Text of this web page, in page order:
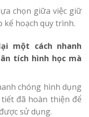
chọn giữa việc giữ
kế hoạch quy trình.
một cách nhanh
tích hình học mà
chóng hình dụng
tiết đã hoàn thiện để
sử dụng.